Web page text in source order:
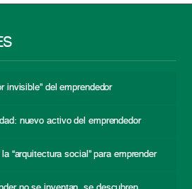
invisible” del emprendedor
nuevo activo del emprendedor
“arquitectura social” para emprender